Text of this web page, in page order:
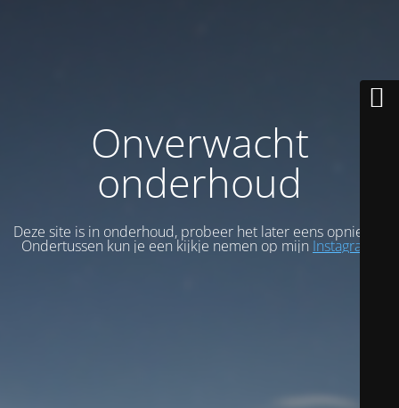
Onverwacht
onderhoud
Deze site is in onderhoud, probeer het later eens opnieuw.
Ondertussen kun je een kijkje nemen op mijn Instagram